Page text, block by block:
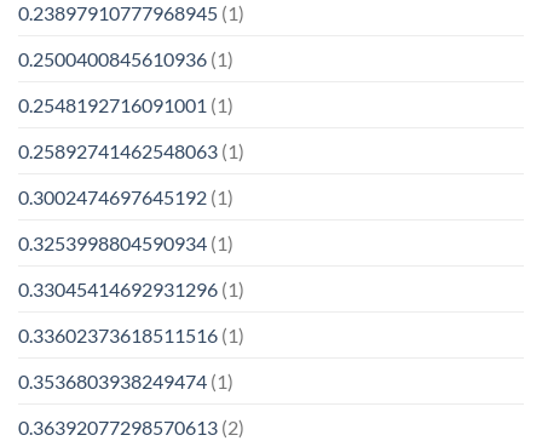
0.23897910777968945 (1)
0.2500400845610936 (1)
0.2548192716091001 (1)
0.25892741462548063 (1)
0.3002474697645192 (1)
0.3253998804590934 (1)
0.33045414692931296 (1)
0.33602373618511516 (1)
0.3536803938249474 (1)
0.36392077298570613 (2)